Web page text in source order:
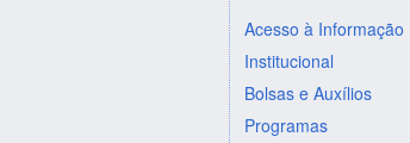
Acesso à Informação
Institucional
Bolsas e Auxílios
Programas